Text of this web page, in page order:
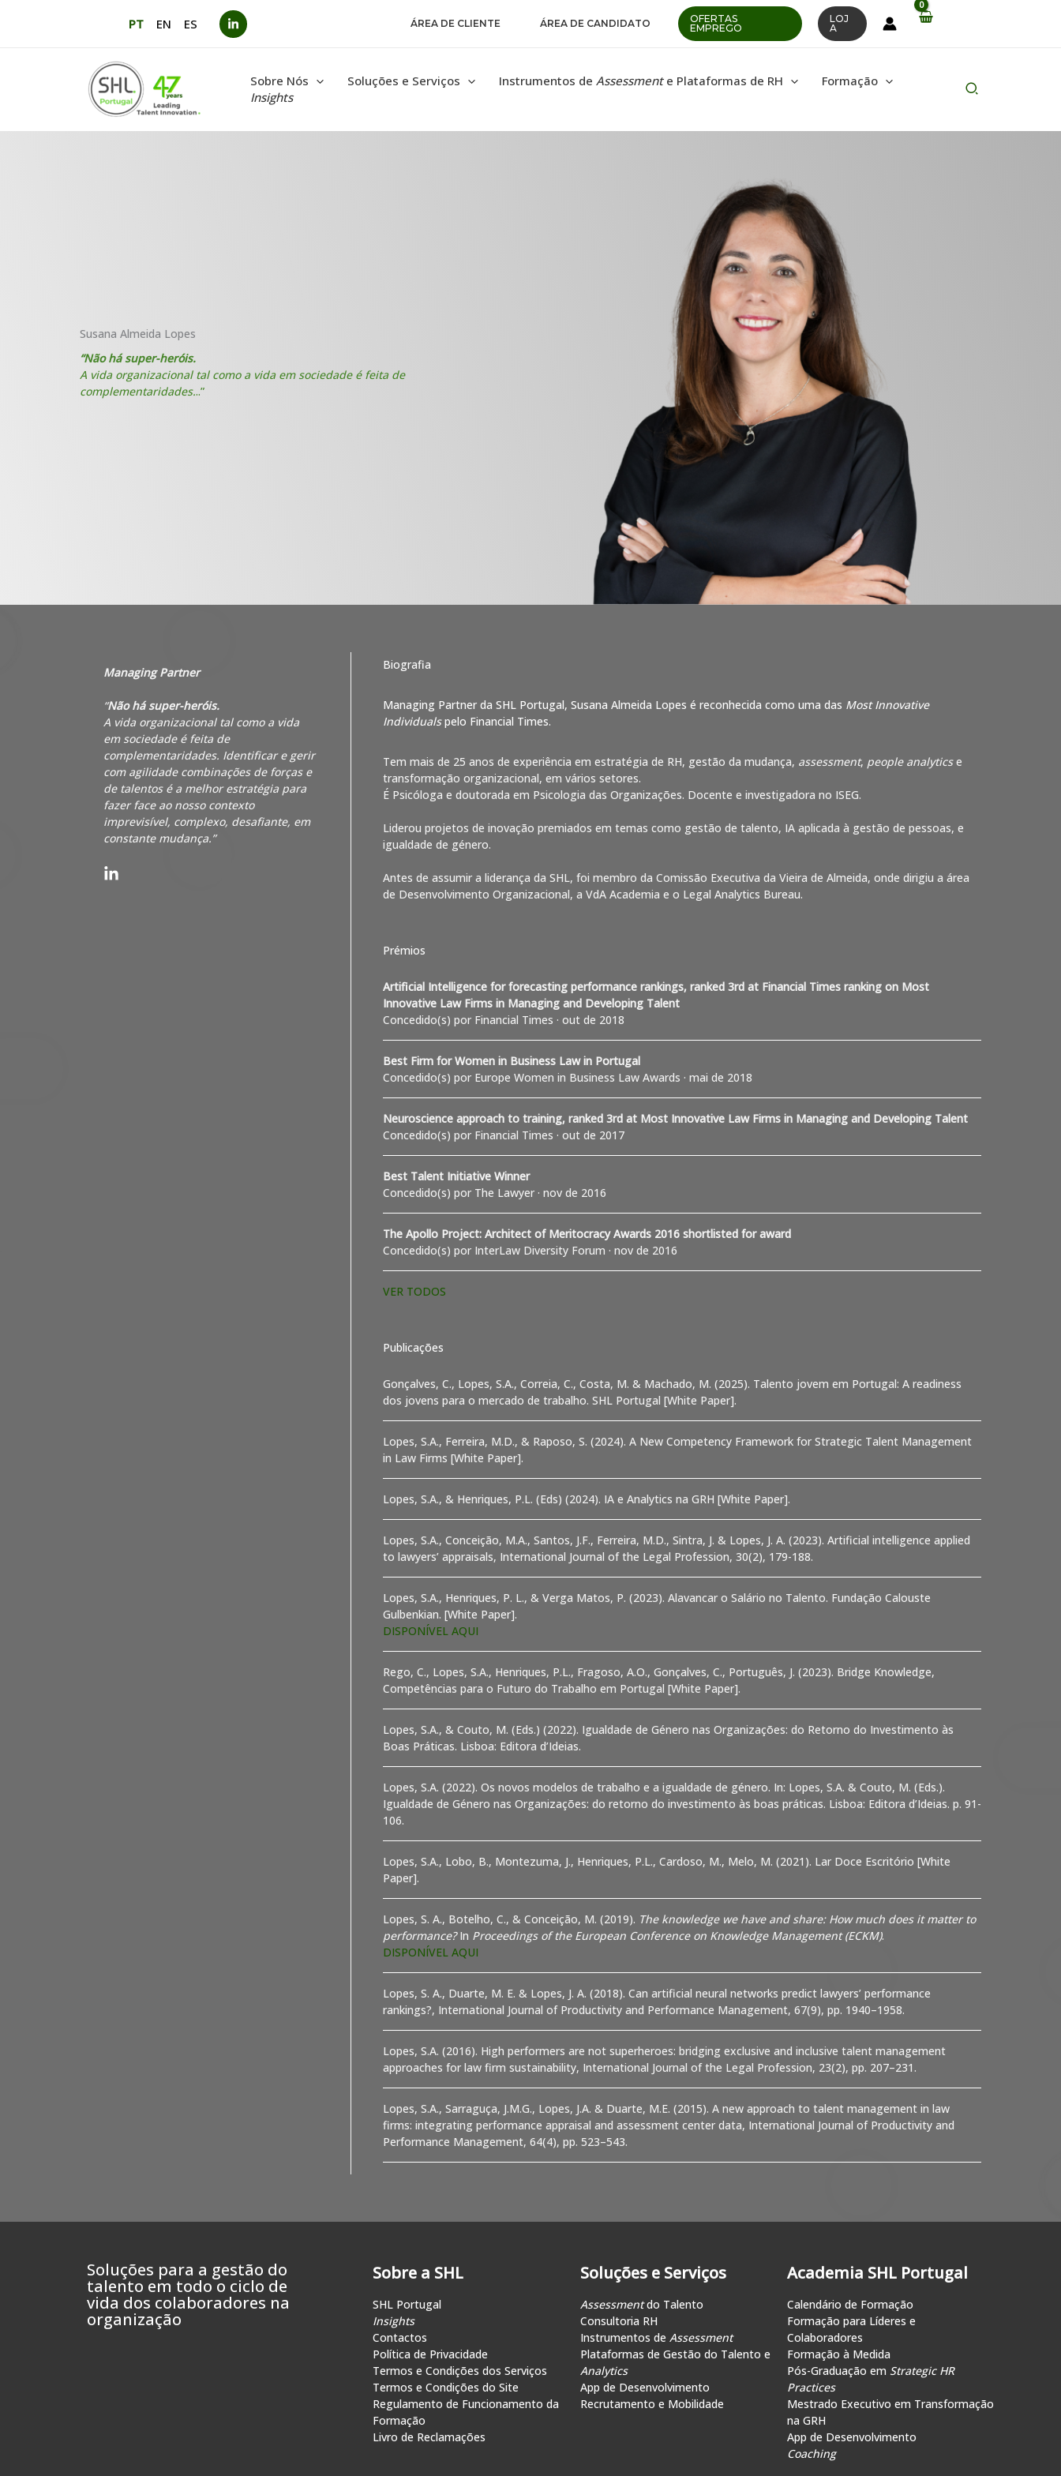
PT EN ES ÁREA DE CLIENTE ÁREA DE CANDIDATO
OFERTAS
EMPREGO
LOJ
A
Sobre Nós Soluções e Serviços Instrumentos deAssessmente Plataformas de RH
Formação
Insights
Pesquisar
Susana Almeida Lopes
“Não há super-heróis.
A vida organizacional tal como a vida em sociedade é feita de
complementaridades...”
Managing Partner
“Não há super-heróis.
A vida organizacional tal como a vida
em sociedade é feita de
complementaridades. Identificar e gerir
com agilidade combinações de forças e
de talentos é a melhor estratégia para
fazer face ao nosso contexto
imprevisível, complexo, desafiante, em
constante mudança.”
Biografia
Managing Partner da SHL Portugal, Susana Almeida Lopes é reconhecida como uma das Most Innovative
Individualspelo Financial Times.
Tem mais de 25 anos de experiência em estratégia de RH, gestão da mudança, assessment, people analyticse
transformação organizacional, em vários setores.
É Psicóloga e doutorada em Psicologia das Organizações. Docente e investigadora no ISEG.
Liderou projetos de inovação premiados em temas como gestão de talento, IA aplicada à gestão de pessoas, e
igualdade de género.
Antes de assumir a liderança da SHL, foi membro da Comissão Executiva da Vieira de Almeida, onde dirigiu a área
de Desenvolvimento Organizacional, a VdA Academia e o Legal Analytics Bureau.
Prémios
Artificial Intelligence for forecasting performance rankings, ranked 3rd at Financial Times ranking on Most
Innovative Law Firms in Managing and Developing Talent
Concedido(s) por Financial Times · out de 2018
Best Firm for Women in Business Law in Portugal
Concedido(s) por Europe Women in Business Law Awards · mai de 2018
Neuroscience approach to training, ranked 3rd at Most Innovative Law Firms in Managing and Developing Talent
Concedido(s) por Financial Times · out de 2017
Best Talent Initiative Winner
Concedido(s) por The Lawyer · nov de 2016
The Apollo Project: Architect of Meritocracy Awards 2016 shortlisted for award
Concedido(s) por InterLaw Diversity Forum · nov de 2016
VER TODOS
Publicações
Gonçalves, C., Lopes, S.A., Correia, C., Costa, M. & Machado, M. (2025). Talento jovem em Portugal: A readiness
dos jovens para o mercado de trabalho. SHL Portugal [White Paper].
Lopes, S.A., Ferreira, M.D., & Raposo, S. (2024). A New Competency Framework for Strategic Talent Management
in Law Firms [White Paper].
Lopes, S.A., & Henriques, P.L. (Eds) (2024). IA e Analytics na GRH [White Paper].
Lopes, S.A., Conceição, M.A., Santos, J.F., Ferreira, M.D., Sintra, J. & Lopes, J. A. (2023). Artificial intelligence applied
to lawyers’ appraisals, International Journal of the Legal Profession, 30(2), 179-188.
Lopes, S.A., Henriques, P. L., & Verga Matos, P. (2023). Alavancar o Salário no Talento. Fundação Calouste
Gulbenkian. [White Paper].
DISPONÍVEL AQUI
Rego, C., Lopes, S.A., Henriques, P.L., Fragoso, A.O., Gonçalves, C., Português, J. (2023). Bridge Knowledge,
Competências para o Futuro do Trabalho em Portugal [White Paper].
Lopes, S.A., & Couto, M. (Eds.) (2022). Igualdade de Género nas Organizações: do Retorno do Investimento às
Boas Práticas. Lisboa: Editora d’Ideias.
Lopes, S.A. (2022). Os novos modelos de trabalho e a igualdade de género. In: Lopes, S.A. & Couto, M. (Eds.).
Igualdade de Género nas Organizações: do retorno do investimento às boas práticas. Lisboa: Editora d’Ideias. p. 91-
106.
Lopes, S.A., Lobo, B., Montezuma, J., Henriques, P.L., Cardoso, M., Melo, M. (2021). Lar Doce Escritório [White
Paper].
Lopes, S. A., Botelho, C., & Conceição, M. (2019). The knowledge we have and share: How much does it matter to
performance?In Proceedings of the European Conference on Knowledge Management (ECKM).
DISPONÍVEL AQUI
Lopes, S. A., Duarte, M. E. & Lopes, J. A. (2018). Can artificial neural networks predict lawyers’ performance
rankings?, International Journal of Productivity and Performance Management, 67(9), pp. 1940–1958.
Lopes, S.A. (2016). High performers are not superheroes: bridging exclusive and inclusive talent management
approaches for law firm sustainability, International Journal of the Legal Profession, 23(2), pp. 207–231.
Lopes, S.A., Sarraguça, J.M.G., Lopes, J.A. & Duarte, M.E. (2015). A new approach to talent management in law
firms: integrating performance appraisal and assessment center data, International Journal of Productivity and
Performance Management, 64(4), pp. 523–543.
Soluções para a gestão do
talento em todo o ciclo de
vida dos colaboradores na
organização
Sobre a SHL
SHL Portugal
Insights
Contactos
Política de Privacidade
Termos e Condições dos Serviços
Termos e Condições do Site
Regulamento de Funcionamento da
Formação
Livro de Reclamações
Soluções e Serviços
Assessmentdo Talento
Consultoria RH
Instrumentos de Assessment
Plataformas de Gestão do Talento e
Analytics
App de Desenvolvimento
Recrutamento e Mobilidade
Academia SHL Portugal
Calendário de Formação
Formação para Líderes e
Colaboradores
Formação à Medida
Pós-Graduação em Strategic HR
Practices
Mestrado Executivo em Transformação
na GRH
App de Desenvolvimento
Coaching